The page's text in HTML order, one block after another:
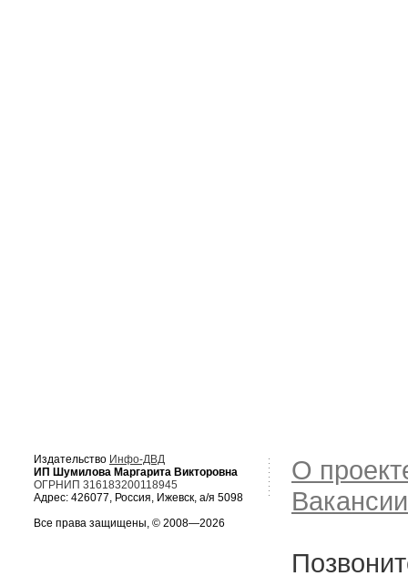
Издательство Инфо-ДВД
ИП Шумилова Маргарита Викторовна
ОГРНИП 316183200118945
Адрес: 426077, Россия, Ижевск, а/я 5098
Все права защищены, © 2008—2026
О
Вакансии